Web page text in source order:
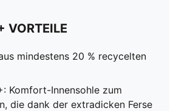
VORTEILE
mindestens 20 % recycelten
Komfort-Innensohle zum
die dank der extradicken Ferse